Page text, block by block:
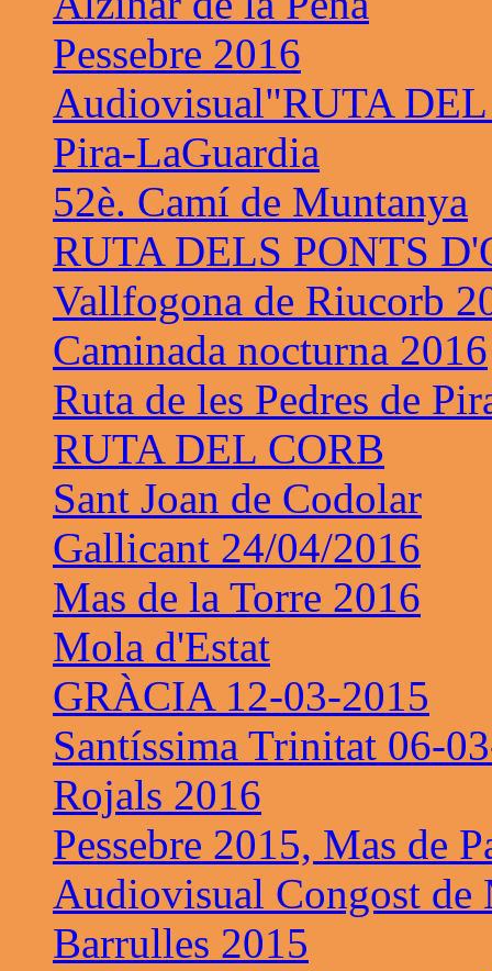
Pessebre 2016
Audiovisual"RUTA
Pira-LaGuardia
52è. Camí de Muntanya
RUTA DELS PONTS
Vallfogona de Riucorb
Caminada nocturna 2016
Ruta de les Pedres de
RUTA DEL CORB
Sant Joan de Codolar
Gallicant 24/04/2016
Mas de la Torre 2016
Mola d'Estat
GRÀCIA 12-03-2015
Santíssima Trinitat 06-
Rojals 2016
Pessebre 2015, Mas de
Audiovisual Congost de
Barrulles 2015